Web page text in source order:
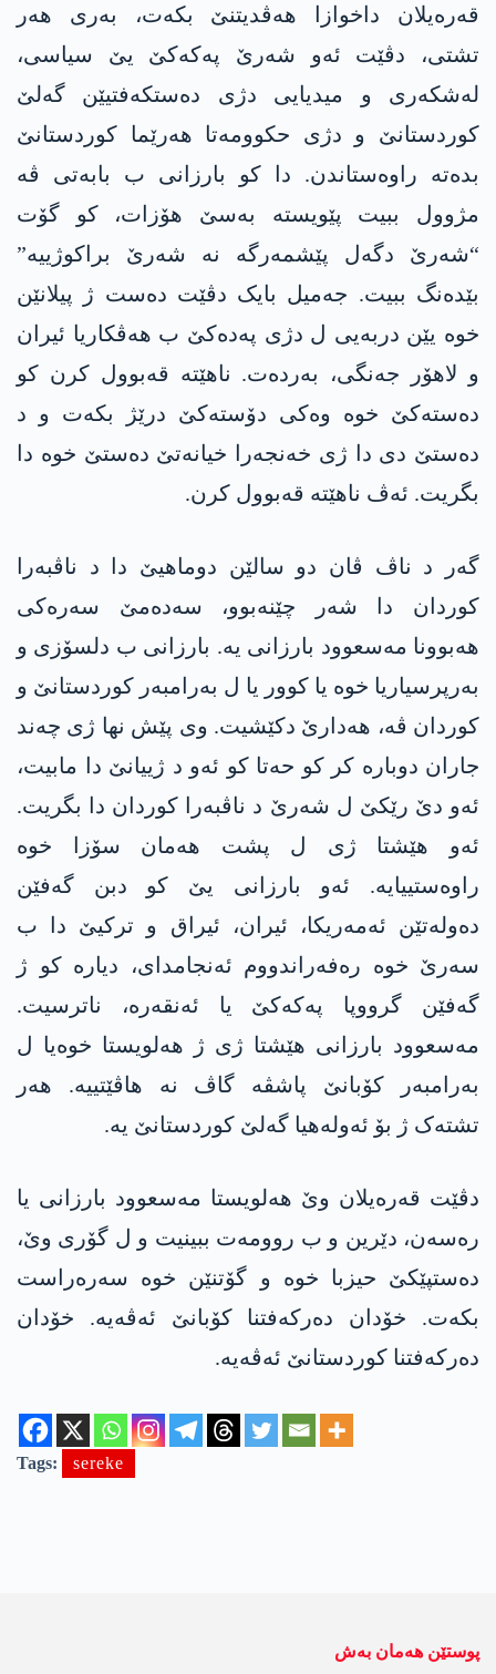
قەرەیلان داخوازا ھەڤدیتنێ بکەت، بەری ھەر
تشتی، دڤێت ئەو شەرێ پەکەکێ یێ سیاسی،
لەشکەری و میدیایی دژی دەستکەفتیێن گەلێ
کوردستانێ و دژی حکوومەتا ھەرێما کوردستانێ
بدەتە راوەستاندن. دا کو بارزانی ب بابەتی ڤە
مژوول ببیت پێویستە بەسێ ھۆزات، کو گۆت
“شەرێ دگەل پێشمەرگە نە شەرێ براکوژییە”
بێدەنگ ببیت. جەمیل بایک دڤێت دەست ژ پیلانێن
خوە یێن دربەیی ل دژی پەدەکێ ب ھەڤکاریا ئیران
و لاھۆر جەنگی، بەردەت. ناهێتە قەبوول کرن کو
دەستەکێ خوە وەکی دۆستەکێ درێژ بکەت و د
دەستێ دی دا ژی خەنجەرا خیانەتێ دەستێ خوە دا
بگریت. ئەڤ ناھێتە قەبوول کرن.
گەر د ناڤ ڤان دو سالێن دوماهیێ دا د ناڤبەرا
کوردان دا شەر چێنەبوو، سەدەمێ سەرەکی
ھەبوونا مەسعوود بارزانی یە. بارزانی ب دلسۆزی و
بەرپرسیاریا خوە یا کوور یا ل بەرامبەر کوردستانێ و
کوردان ڤە، هەدارێ دکێشیت. وی پێش نها ژی چەند
جاران دوبارە کر کو حەتا کو ئەو د ژییانێ دا مابیت،
ئەو دێ رێکێ ل شەرێ د ناڤبەرا کوردان دا بگریت.
ئەو هێشتا ژی ل پشت ھەمان سۆزا خوە
راوەستییایە. ئەو بارزانی یێ کو دبن گەفێن
دەولەتێن ئەمەریکا، ئیران، ئیراق و ترکیێ دا ب
سەرێ خوە رەفەراندووم ئەنجامدای، دیارە کو ژ
گەفێن گرووپا پەکەکێ یا ئەنقەرە، ناترسیت.
مەسعوود بارزانی هێشتا ژی ژ هەلویستا خوەیا ل
بەرامبەر کۆبانێ پاشڤە گاڤ نە هاڤێتییە. ھەر
تشتەک ژ بۆ ئەولەھیا گەلێ کوردستانێ یە.
دڤێت قەرەیلان وێ هەلویستا مەسعوود بارزانی یا
رەسەن، دێرین و ب روومەت ببینیت و ل گۆری وێ،
دەستپێکێ حیزبا خوە و گۆتنێن خوە سەرەراست
بکەت. خۆدان دەرکەفتنا کۆبانێ ئەڤەیە. خۆدان
دەرکەفتنا کوردستانێ ئەڤەیە.
Tags: sereke
پوستێن ھەمان بەش